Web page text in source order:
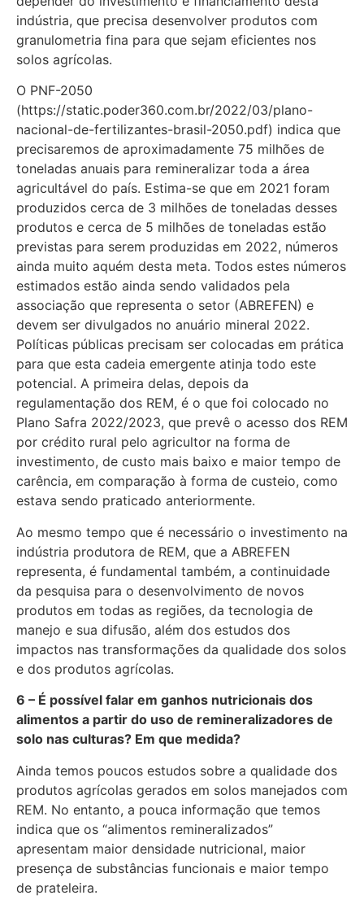
indústria, que precisa desenvolver produtos com
granulometria fina para que sejam eficientes nos
solos agrícolas.
O PNF-2050
(https://static.poder360.com.br/2022/03/plano-
nacional-de-fertilizantes-brasil-2050.pdf) indica que
precisaremos de aproximadamente 75 milhões de
toneladas anuais para remineralizar toda a área
agricultável do país. Estima-se que em 2021 foram
produzidos cerca de 3 milhões de toneladas desses
produtos e cerca de 5 milhões de toneladas estão
previstas para serem produzidas em 2022, números
ainda muito aquém desta meta. Todos estes números
estimados estão ainda sendo validados pela
associação que representa o setor (ABREFEN) e
devem ser divulgados no anuário mineral 2022.
Políticas públicas precisam ser colocadas em prática
para que esta cadeia emergente atinja todo este
potencial. A primeira delas, depois da
regulamentação dos REM, é o que foi colocado no
Plano Safra 2022/2023, que prevê o acesso dos REM
por crédito rural pelo agricultor na forma de
investimento, de custo mais baixo e maior tempo de
carência, em comparação à forma de custeio, como
estava sendo praticado anteriormente.
Ao mesmo tempo que é necessário o investimento na
indústria produtora de REM, que a ABREFEN
representa, é fundamental também, a continuidade
da pesquisa para o desenvolvimento de novos
produtos em todas as regiões, da tecnologia de
manejo e sua difusão, além dos estudos dos
impactos nas transformações da qualidade dos solos
e dos produtos agrícolas.
6 – É possível falar em ganhos nutricionais dos
alimentos a partir do uso de remineralizadores de
solo nas culturas? Em que medida?
Ainda temos poucos estudos sobre a qualidade dos
produtos agrícolas gerados em solos manejados com
REM. No entanto, a pouca informação que temos
indica que os “alimentos remineralizados”
apresentam maior densidade nutricional, maior
presença de substâncias funcionais e maior tempo
de prateleira.